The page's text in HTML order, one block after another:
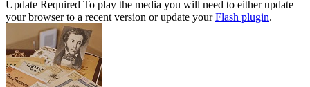
Update Required To play the media you will need to either update
your browser to a recent version or update yourFlash plugin.